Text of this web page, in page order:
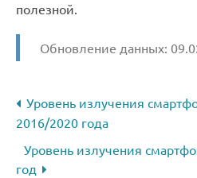
полезной.
Обновление данных:
Уровень излучения
2016/2020 года
Уровень излучения
год